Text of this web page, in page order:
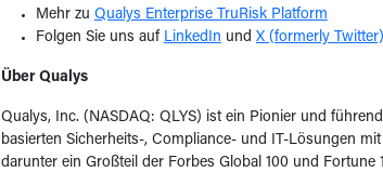
Mehr zu Qualys Enterprise TruRisk Platform
Folgen Sie uns auf LinkedIn und X (formerly Twitter)
Über Qualys
Qualys, Inc. (NASDAQ: QLYS) ist ein Pionier und
basierten Sicherheits-, Compliance- und IT-Lösungen
darunter ein Großteil der Forbes Global 100 und